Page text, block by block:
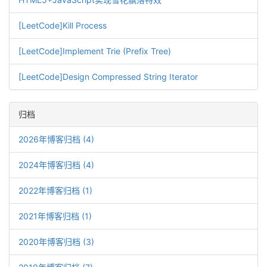
[LeetCode]Kill Process
[LeetCode]Implement Trie (Prefix Tree)
[LeetCode]Design Compressed String Iterator
归档
2026年博客归档 (4)
2024年博客归档 (4)
2022年博客归档 (1)
2021年博客归档 (1)
2020年博客归档 (3)